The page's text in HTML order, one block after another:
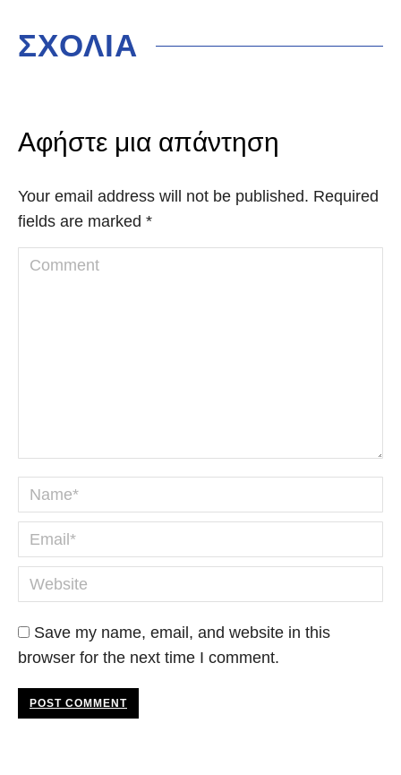
ΣΧΟΛΙΑ
Αφήστε μια απάντηση
Your email address will not be published. Required
fields are marked *
Comment
Name *
Email *
Website
Save my name, email, and website in this
browser for the next time I comment.
POST COMMENT